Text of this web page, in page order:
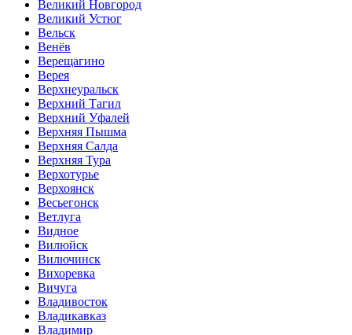
Великий Новгород
Великий Устюг
Вельск
Венёв
Верещагино
Верея
Верхнеуральск
Верхний Тагил
Верхний Уфалей
Верхняя Пышма
Верхняя Салда
Верхняя Тура
Верхотурье
Верхоянск
Весьегонск
Ветлуга
Видное
Вилюйск
Вилючинск
Вихоревка
Вичуга
Владивосток
Владикавказ
Владимир